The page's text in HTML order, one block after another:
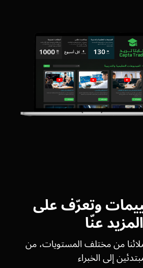
وتعرّف على
المزيد عنّا
من مختلف المستويات، من
إلى الخبراء